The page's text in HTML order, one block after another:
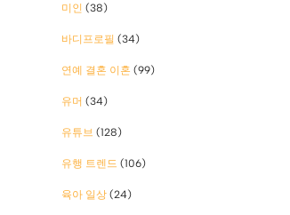
미인 (38)
바디프로필 (34)
연예 결혼 이혼 (99)
유머 (34)
유튜브 (128)
유행 트렌드 (106)
육아 일상 (24)